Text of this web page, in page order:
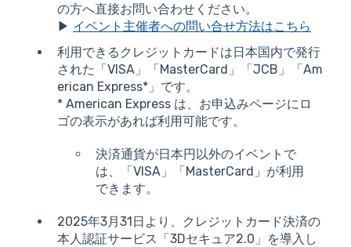
の方へ直接お問い合わせください。
▶ イベント主催者への問い合せ方法はこちら
利用できるクレジットカードは日本国内で発行
された「VISA」「MasterCard」「JCB」「Am
erican Express*」です。
* American Express は、お申込みページにロ
ゴの表示があれば利用可能です。
決済通貨が日本円以外のイベントで
は、「VISA」「MasterCard」が利用
できます。
2025年3月31日より、クレジットカード決済の
本人認証サービス「3Dセキュア2.0」を導入し